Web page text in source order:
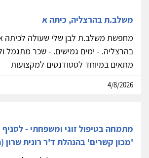
משלב.ת בהרצליה, כיתה א
מחפשת משלב.ת לבן שלי שעולה לכיתה
בהרצליה. - ימים גמישים. - שכר מתגמל
מתאים במיוחד לסטודנטים למקצועות
4/8/2026
מתמחה בטיפול זוגי ומשפחתי - לסניף
'מכון קשרים' בהנהלת ד'ר רונית שרון